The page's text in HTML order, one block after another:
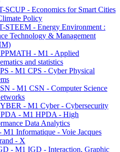
SCUP - Economics for Smart Cities
Policy
STEEM - Energy Environment :
Technology & Management
- M1 - Applied
and statistics
- M1 CPS - Cyber Physical
- M1 CSN - Computer Science
- M1 Cyber - Cybersecurity
- M1 HPDA - High
Data Analytics
M1 Informatique - Voie Jacques
- X
- M1 IGD - Interaction, Graphic